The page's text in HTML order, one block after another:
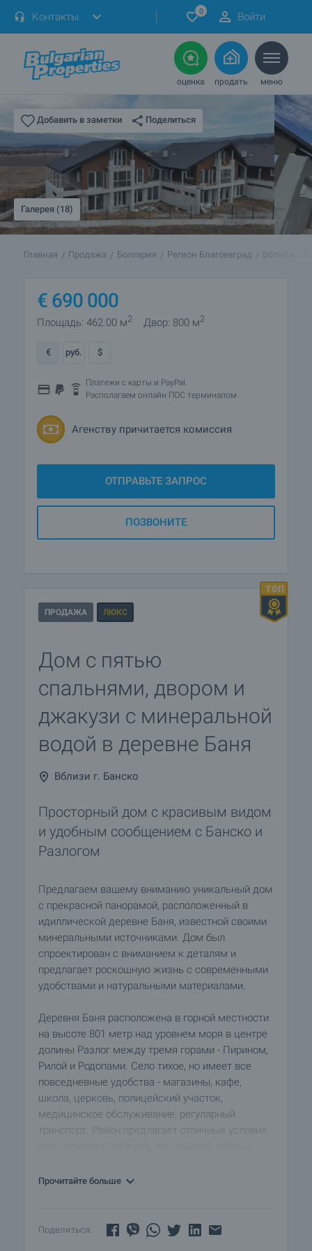
Контакты 0 Войти
оценка продать меню
Добавить в заметки Поделиться
Галерея (18)
Главная Продажа Болгария Регион Благоевград Вблизи г.
€ 690 000
Площадь: 462.00 м2 Двор: 800 м2
€ руб. $
Платежи с карты и PayPal.
Располагаем онлайн ПОС терминалом
Агенству причитается комиссия
ОТПРАВЬТЕ ЗАПРОС
ПОЗВОНИТЕ
ПРОДАЖА ЛЮКС
Дом с пятью
спальнями, двором и
джакузи с минеральной
водой в деревне Баня
Вблизи г. Банско
Просторный дом с красивым видом
и удобным сообщением с Банско и
Разлогом
Предлагаем вашему вниманию уникальный дом
с прекрасной панорамой, расположенный в
идиллической деревне Баня, известной своими
минеральными источниками. Дом был
спроектирован с вниманием к деталям и
предлагает роскошную жизнь с современными
удобствами и натуральными материалами.
Деревня Баня расположена в горной местности
на высоте 801 метр над уровнем моря в центре
долины Разлог между тремя горами - Пирином,
Рилой и Родопами. Село тихое, но имеет все
повседневные удобства - магазины, кафе,
школа, церковь, полицейский участок,
медицинское обслуживание, регулярный
транспорт. Район предлагает отличные условия
гольфа, осмотра достопримечательностей.
Прочитайте больше
Поделиться: